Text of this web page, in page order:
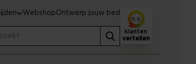
WebshopOntwerp jouw bed
9,6
klanten
vertellen